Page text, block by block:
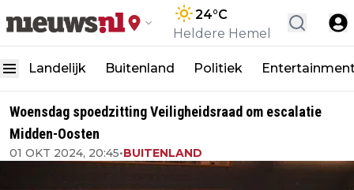
24°C
Heldere Hemel
Landelijk Buitenland Politiek
Woensdag spoedzitting Veiligheidsraad om escalatie
Midden-Oosten
01 OKT 2024, 20:45•BUITENLAND